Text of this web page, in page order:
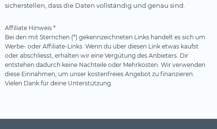
sicherstellen, dass die Daten vollständig und genau sind.
Affiliate Hinweis *
Bei den mit Sternchen (*) gekennzeichneten Links handelt es sich um
Werbe- oder Affiliate-Links. Wenn du über diesen Link etwas kaufst
oder abschliesst, erhalten wir eine Vergütung des Anbieters. Dir
entstehen dadurch keine Nachteile oder Mehrkosten. Wir verwenden
diese Einnahmen, um unser kostenfreies Angebot zu finanzieren.
Vielen Dank für deine Unterstützung.